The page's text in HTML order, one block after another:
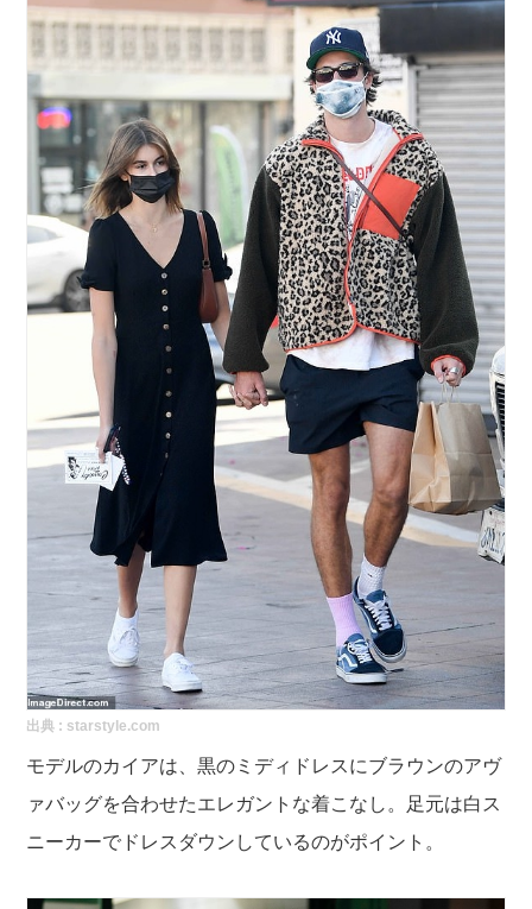
出典 : starstyle.com
モデルのカイアは、黒のミディドレスにブラウンのアヴ
ァバッグを合わせたエレガントな着こなし。足元は白ス
ニーカーでドレスダウンしているのがポイント。